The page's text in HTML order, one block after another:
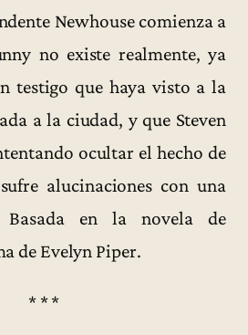
Newhouse comienza a
no existe realmente, ya
testigo que haya visto a la
a la ciudad, y que Steven
ocultar el hecho de
alucinaciones con una
Basada en la novela de
de Evelyn Piper.
* * *